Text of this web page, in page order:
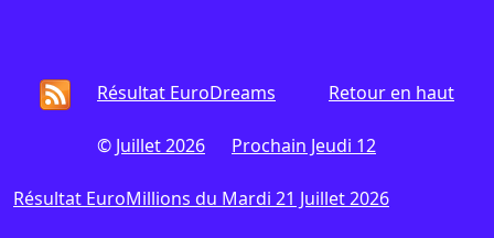
Retour en haut
Résultat EuroDreams
© Juillet 2026 Prochain Jeudi 12
Résultat EuroMillions du Mardi 21 Juillet 2026